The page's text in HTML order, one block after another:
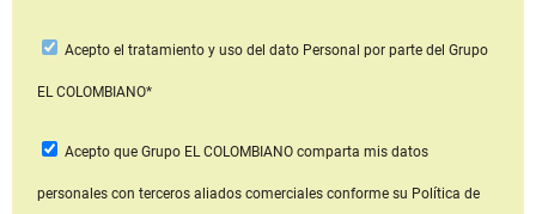
Acepto el tratamiento y uso del dato Personal por parte del Grupo
EL COLOMBIANO*
Acepto que Grupo EL COLOMBIANOcomparta mis datos
personales con terceros aliados comerciales conforme su Política de